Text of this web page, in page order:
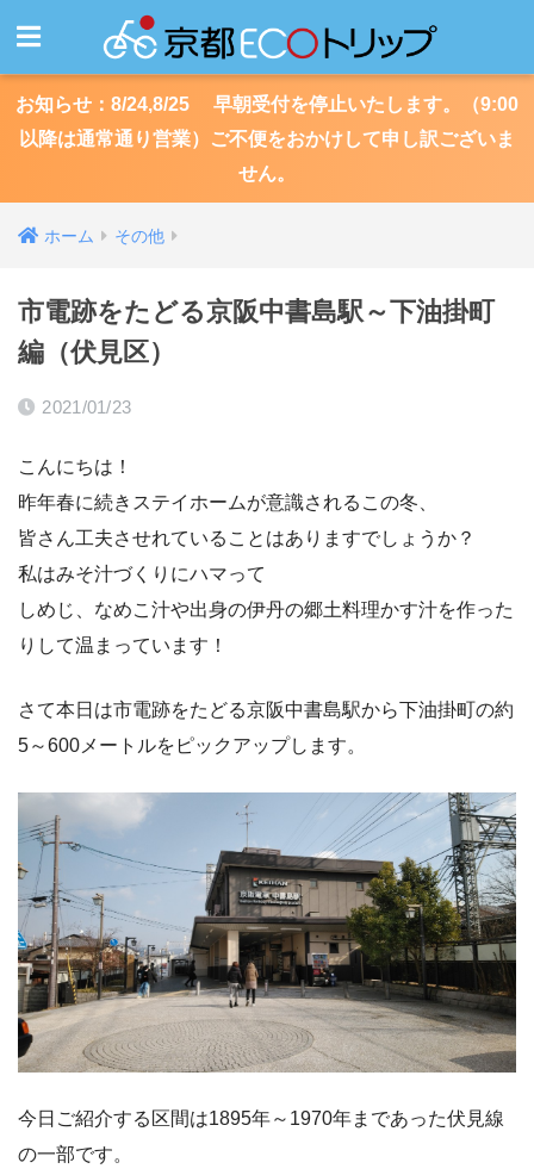
お知らせ：8/24,8/25 早朝受付を停止いたします。（9:00
以降は通常通り営業）ご不便をおかけして申し訳ございま
せん。
ホーム その他
市電跡をたどる京阪中書島駅～下油掛町
編（伏見区）
2021/01/23
こんにちは！
昨年春に続きステイホームが意識されるこの冬、
皆さん工夫させれていることはありますでしょうか？
私はみそ汁づくりにハマって
しめじ、なめこ汁や出身の伊丹の郷土料理かす汁を作った
りして温まっています！
さて本日は市電跡をたどる京阪中書島駅から下油掛町の約
5～600メートルをピックアップします。
今日ご紹介する区間は1895年～1970年まであった伏見線
の一部です。